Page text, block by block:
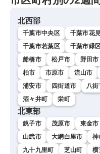
北西部
千葉市中央区 千葉市花
千葉市若葉区
千葉市緑
船橋市
松戸市 野田市
柏市
市原市 流山市
浦安市
四街道市 八
酒々井町
栄町
北東部
銚子市 茂原市 東金市
山武市
大網白里市 神
九十九里町
芝山町 横